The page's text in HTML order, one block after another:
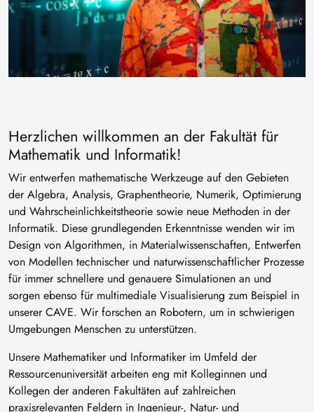
Herzlichen willkommen an der Fakultät für
Mathematik und Informatik!
Wir entwerfen mathematische Werkzeuge auf den Gebieten
der Algebra, Analysis, Graphentheorie, Numerik, Optimierung
und Wahrscheinlichkeitstheorie sowie neue Methoden in der
Informatik. Diese grundlegenden Erkenntnisse wenden wir im
Design von Algorithmen, in Materialwissenschaften, Entwerfen
von Modellen technischer und naturwissenschaftlicher Prozesse
für immer schnellere und genauere Simulationen an und
sorgen ebenso für multimediale Visualisierung zum Beispiel in
unserer CAVE. Wir forschen an Robotern, um in schwierigen
Umgebungen Menschen zu unterstützen.
Unsere Mathematiker und Informatiker im Umfeld der
Ressourcenuniversität arbeiten eng mit Kolleginnen und
Kollegen der anderen Fakultäten auf zahlreichen
praxisrelevanten Feldern in Ingenieur-, Natur- und